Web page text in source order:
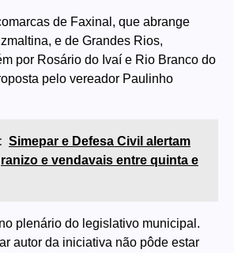
de Faxinal, que abrange
e de Grandes Rios,
por Rosário do Ivaí e Rio Branco do
pelo vereador Paulinho
Simepar e Defesa Civil alertam
e vendavais entre quinta e
plenário do legislativo municipal.
autor da iniciativa não pôde estar